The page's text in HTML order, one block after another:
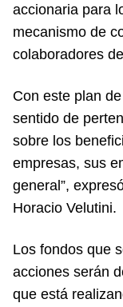
accionaria para
mecanismo de
colaboradores
Con este plan
sentido de
sobre los
empresas, sus
general”,
Horacio Velutini.
Los fondos que
acciones serán
que está